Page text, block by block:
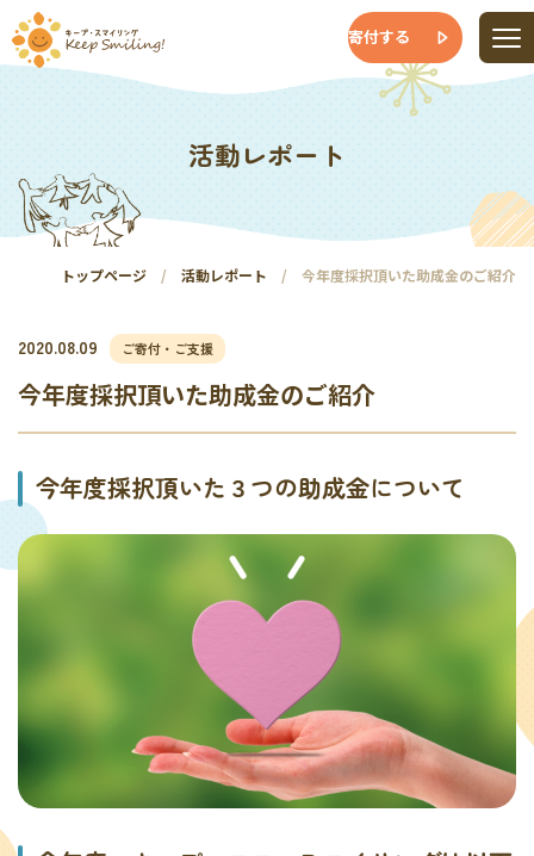
寄付する
活動レポート
トップページ 活動レポート 今年度採択頂いた助成金のご紹介
2020.08.09 ご寄付・ご支援
今年度採択頂いた助成金のご紹介
今年度採択頂いた３つの助成金について